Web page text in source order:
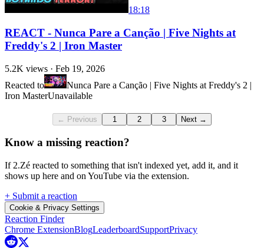
18:18
REACT - Nunca Pare a Canção | Five Nights at
Freddy's 2 | Iron Master
5.2K views · Feb 19, 2026
Reacted to
Nunca Pare a Canção | Five Nights at Freddy's 2 |
Iron MasterUnavailable
← Previous 1 2 3 Next →
Know a missing reaction?
If 2.Zé reacted to something that isn't indexed yet, add it, and it
shows up here and on YouTube via the extension.
+ Submit a reaction
Cookie & Privacy Settings
Reaction Finder
Chrome ExtensionBlogLeaderboardSupportPrivacy